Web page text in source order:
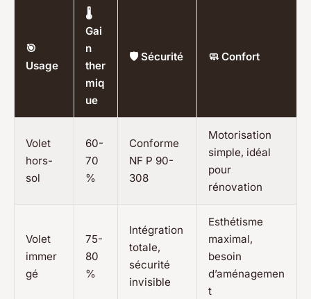
🎯
Usage
🌡️
Gai
n
ther
miq
ue
🛡️ Sécurité 🧼 Confort
Volet
hors-
sol
60-
70
%
Conforme
NF P 90-
308
Motorisation
simple, idéal
pour
rénovation
Volet
immer
gé
75-
80
%
Intégration
totale,
sécurité
invisible
Esthétisme
maximal,
besoin
d’aménagemen
t